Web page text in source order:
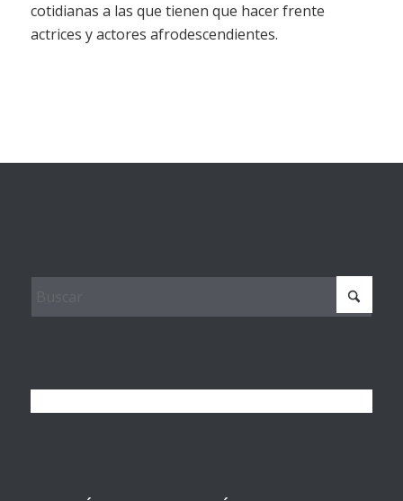
cotidianas a las que tienen que hacer frente
actrices y actores afrodescendientes.